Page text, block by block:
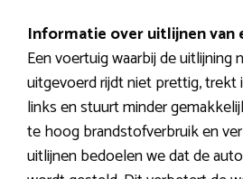
Informatie over uitlijnen van
Een voertuig waarbij de uitlijning
uitgevoerd rijdt niet prettig, trekt
links en stuurt minder
te hoog brandstofverbruik en
uitlijnen bedoelen we dat de